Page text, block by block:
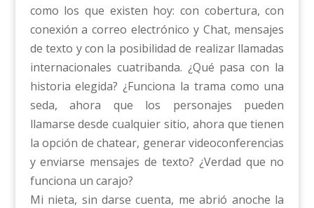
como los que existen hoy: con cobertura, con
conexión a correo electrónico y Chat, mensajes
de texto y con la posibilidad de realizar llamadas
internacionales cuatribanda. ¿Qué pasa con la
historia elegida? ¿Funciona la trama como una
seda, ahora que los personajes pueden
llamarse desde cualquier sitio, ahora que tienen
la opción de chatear, generar videoconferencias
y enviarse mensajes de texto? ¿Verdad que no
funciona un carajo?
Mi nieta, sin darse cuenta, me abrió anoche la